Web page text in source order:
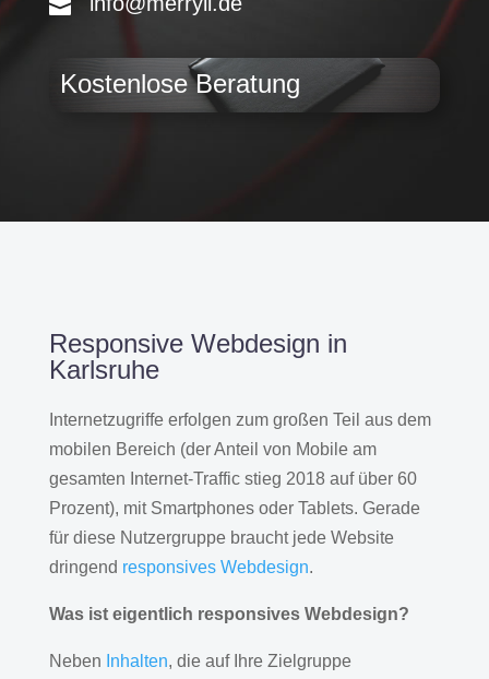
Kostenlose Beratung
Responsive Webdesign in
Karlsruhe
Internetzugriffe erfolgen zum großen Teil aus dem
mobilen Bereich (der Anteil von Mobile am
gesamten Internet-Traffic stieg 2018 auf über 60
Prozent), mit Smartphones oder Tablets. Gerade
für diese Nutzergruppe braucht jede Website
dringend responsives Webdesign.
Was ist eigentlich responsives Webdesign?
Neben Inhalten, die auf Ihre Zielgruppe